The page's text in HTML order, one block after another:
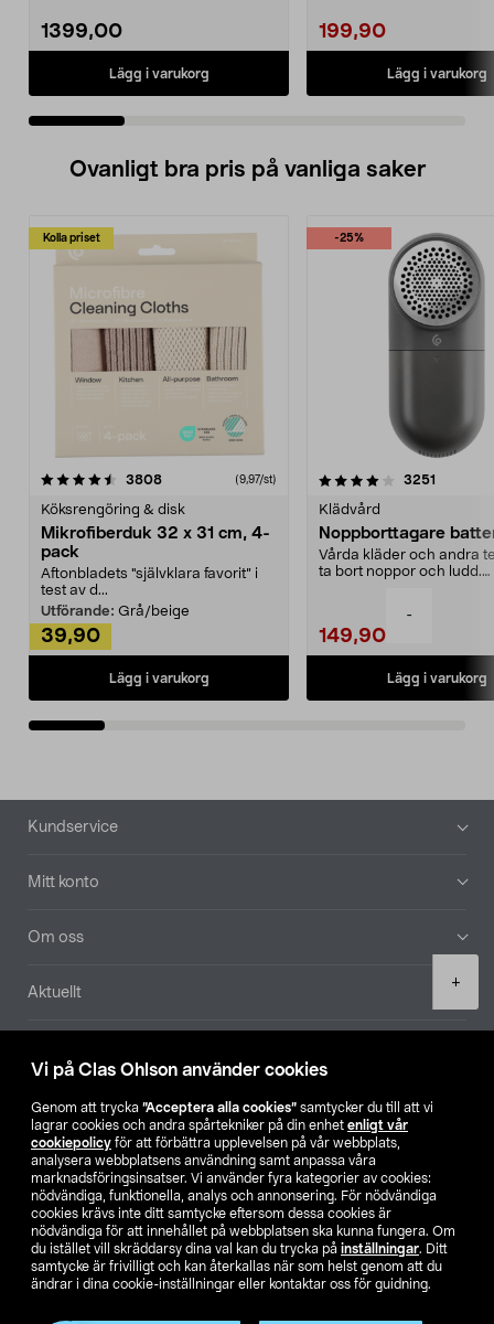
Vi på Clas Ohlson använder cookies
Genom att trycka ”Acceptera alla cookies” samtycker du till att vi
lagrar cookies och andra spårtekniker på din enhet enligt vår
cookiepolicy för att förbättra upplevelsen på vår webbplats,
analysera webbplatsens användning samt anpassa våra
marknadsföringsinsatser. Vi använder fyra kategorier av cookies:
nödvändiga, funktionella, analys och annonsering. För nödvändiga
cookies krävs inte ditt samtycke eftersom dessa cookies är
nödvändiga för att innehållet på webbplatsen ska kunna fungera. Om
du istället vill skräddarsy dina val kan du trycka på inställningar. Ditt
samtycke är frivilligt och kan återkallas när som helst genom att du
ändrar i dina cookie-inställningar eller kontaktar oss för guidning.
-
+
1399,00
Lägg i varukorg
199,90
Lägg i varukorg
Ovanligt bra pris på vanliga saker
Kolla priset
3808recensioner (9,97/st)
Köksrengöring & disk
Mikrofiberduk 32 x 31 cm, 4-
pack
Aftonbladets "självklara favorit” i
test av d...
Utförande: Grå/beige
39,90
Lägg i varukorg
-25%
4.0av 5 stjärnor 3251
Klädvård
Noppborttagare
Vårda kläder och andra
ta bort noppor och ludd.
149,90
Lägg i varukorg
4.5av 5 stjärnor
Sidfot
Kundservice
Mitt konto
Om oss
Aktuellt
Hitta butik
SE NO FI